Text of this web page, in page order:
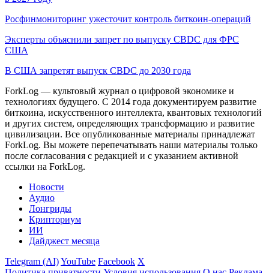
Росфинмониторинг ужесточит контроль биткоин-операций
Эксперты объяснили запрет по выпуску CBDC для ФРС
США
В США запретят выпуск CBDC до 2030 года
ForkLog — культовый журнал о цифровой экономике и
технологиях будущего. С 2014 года документируем развитие
биткоина, искусственного интеллекта, квантовых технологий
и других систем, определяющих трансформацию и развитие
цивилизации. Все опубликованные материалы принадлежат
ForkLog. Вы можете перепечатывать наши материалы только
после согласования с редакцией и с указанием активной
ссылки на ForkLog.
Новости
Аудио
Лонгриды
Крипториум
ИИ
Дайджест месяца
Telegram (AI)YouTube Facebook X